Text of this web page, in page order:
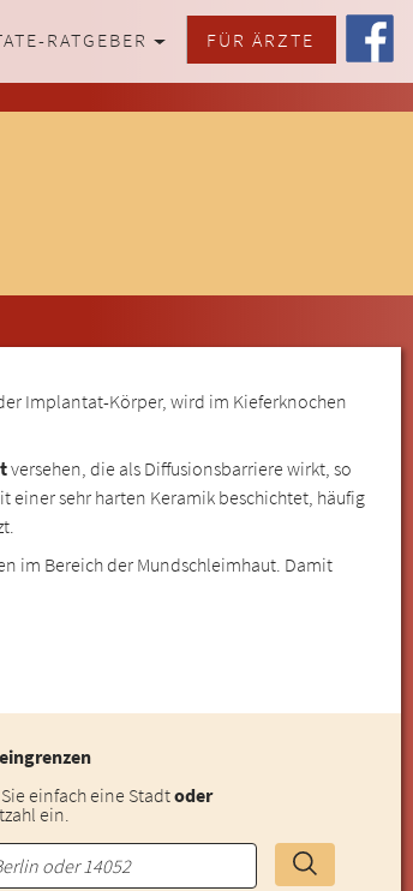
RATGEBER FÜR ÄRZTE
Implantat-Körper, wird im Kieferknochen
versehen, die als Diffusionsbarriere wirkt, so
sehr harten Keramik beschichtet, häufig
im Bereich der Mundschleimhaut. Damit
einfach eine Stadtoder
ein.